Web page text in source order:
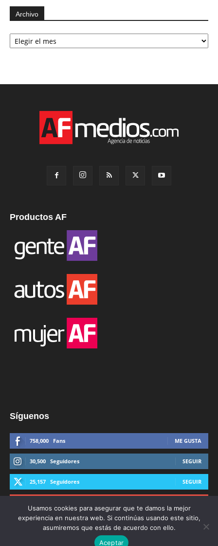
Archivo
Archivo
Productos AF
Síguenos
758,000 Fans ME GUSTA
30,500 Seguidores SEGUIR
25,157 Seguidores SEGUIR
Usamos cookies para asegurar que te damos la mejor
experiencia en nuestra web. Si continúas usando este sitio,
asumiremos que estás de acuerdo con ello.
Aceptar